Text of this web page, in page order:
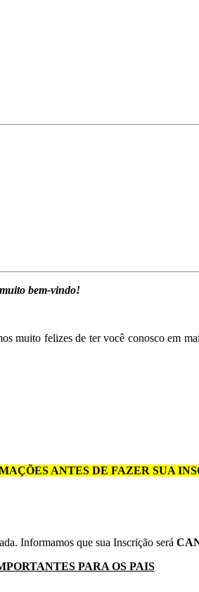
bem-vindo!
muito felizes de ter você conosco em
ANTES DE FAZER SUA
Informamos que sua Inscrição será
PARA OS PAIS